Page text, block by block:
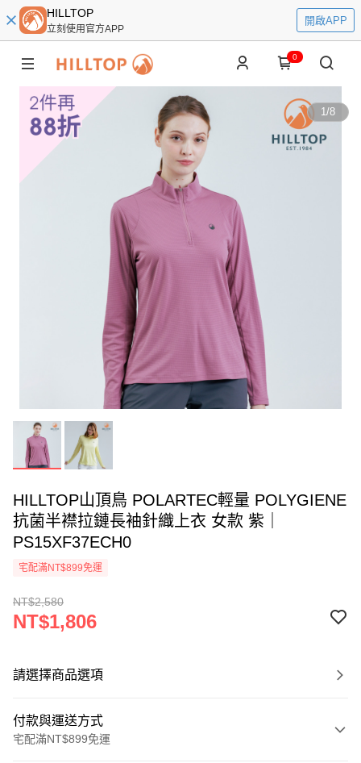
HILLTOP
立刻使用官方APP
開啟APP
0
1/8
HILLTOP山頂鳥 POLARTEC輕量 POLYGIENE
抗菌半襟拉鏈長袖針織上衣 女款 紫｜
PS15XF37ECH0
宅配滿NT$899免運
NT$2,580
NT$1,806
請選擇商品選項
付款與運送方式
宅配滿NT$899免運